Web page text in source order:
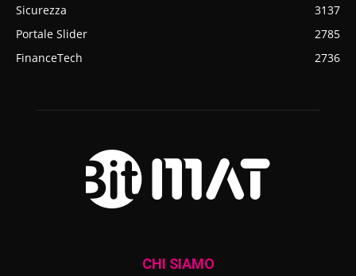
Sicurezza
3137
Portale Slider
2785
FinanceTech
2736
CHI SIAMO